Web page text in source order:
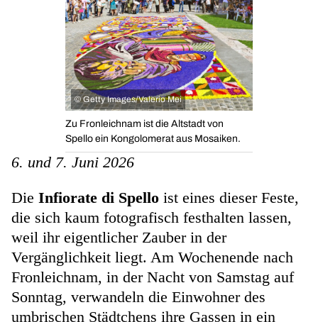
© Getty Images/Valerio Mei
Zu Fronleichnam ist die Altstadt von
Spello ein Kongolomerat aus Mosaiken.
6. und 7. Juni 2026
Die Infiorate di Spello ist eines dieser Feste,
die sich kaum fotografisch festhalten lassen,
weil ihr eigentlicher Zauber in der
Vergänglichkeit liegt. Am Wochenende nach
Fronleichnam, in der Nacht von Samstag auf
Sonntag, verwandeln die Einwohner des
umbrischen Städtchens ihre Gassen in ein